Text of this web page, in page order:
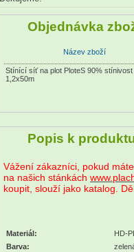
Objednávka
Název zboží
Stínící síť na plot PloteS 90% stínivost
1,2x50m
Popis k
Vážení zákazníci, pokud
na našich stánkách
koupit, slouží jako katalog.
Materiál:
HD-
Barva: